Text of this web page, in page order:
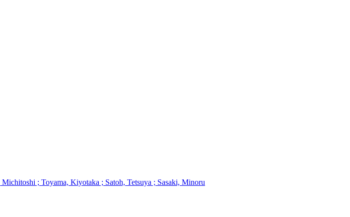
; Toyama, Kiyotaka ; Satoh, Tetsuya ; Sasaki, Minoru